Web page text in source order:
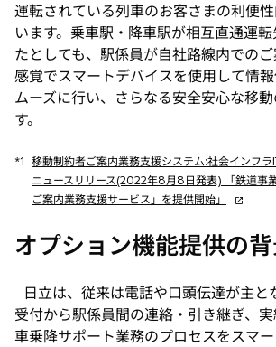
運転されている列車のお客さまの利便
います。乗車駅・降車駅が相互直通運
たとしても、駅係員が自社路線内での
感覚でスマートデバイスを使用して情
ムーズに行い、さらなる安全安心な移
す。
*1 移動制約者ご案内業務支援システム:社会インフラ
ニュースリリース(2022年8月8日発表) 「鉄道事
ご案内業務支援サービス」を提供開始」
新
い
タ
で
開
く
オプション機能提供の
日立は、従来は電話や口頭伝達が主と
受付から駅係員間の連絡・引き継ぎ、
車乗降サポート業務のプロセスをスマ